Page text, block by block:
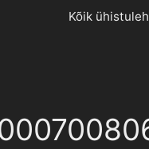
Kõik